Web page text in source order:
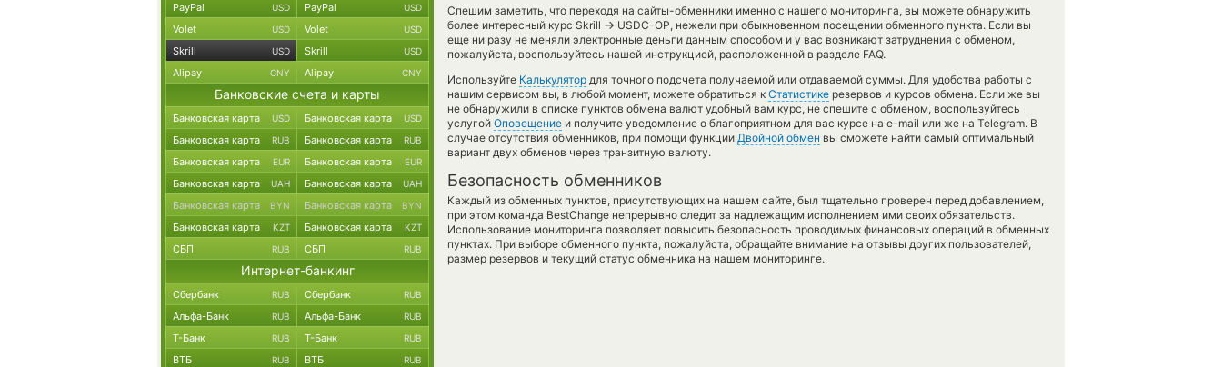
Спешим заметить, что переходя на сайты-обменники именно с нашего мониторинга, вы можете обнаружить
более интересный курс Skrill → USDC-OP, нежели при обыкновенном посещении обменного пункта. Если вы
еще ни разу не меняли электронные деньги данным способом и у вас возникают затруднения с обменом,
пожалуйста, воспользуйтесь нашей инструкцией, расположенной в разделе FAQ.
Используйте Калькулятор для точного подсчета получаемой или отдаваемой суммы. Для удобства работы с
нашим сервисом вы, в любой момент, можете обратиться к Статистике резервов и курсов обмена. Если же вы
не обнаружили в списке пунктов обмена валют удобный вам курс, не спешите с обменом, воспользуйтесь
услугой Оповещение и получите уведомление о благоприятном для вас курсе на e-mail или же на Telegram. В
случае отсутствия обменников, при помощи функции Двойной обмен вы сможете найти самый оптимальный
вариант двух обменов через транзитную валюту.
Безопасность обменников
Каждый из обменных пунктов, присутствующих на нашем сайте, был тщательно проверен перед добавлением,
при этом команда BestChange непрерывно следит за надлежащим исполнением ими своих обязательств.
Использование мониторинга позволяет повысить безопасность проводимых финансовых операций в обменных
пунктах. При выборе обменного пункта, пожалуйста, обращайте внимание на отзывы других пользователей,
размер резервов и текущий статус обменника на нашем мониторинге.
PayPal USD PayPal USD
Volet USD Volet USD
Skrill USD Skrill USD
Alipay CNY Alipay CNY
Банковские счета и карты
Банковская карта USD Банковская карта USD
Банковская карта RUB Банковская карта RUB
Банковская карта EUR Банковская карта EUR
Банковская карта UAH Банковская карта UAH
Банковская карта BYN Банковская карта BYN
Банковская карта KZT Банковская карта KZT
СБП RUB СБП RUB
Интернет-банкинг
Сбербанк RUB Сбербанк RUB
Альфа-Банк RUB Альфа-Банк RUB
Т-Банк RUB Т-Банк RUB
ВТБ RUB ВТБ RUB